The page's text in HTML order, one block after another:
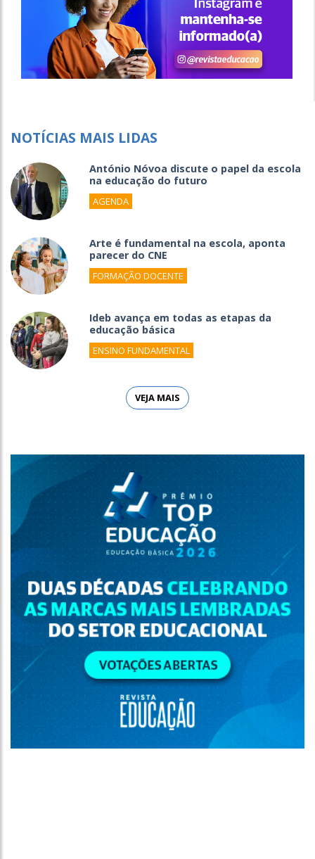
NOTÍCIAS MAIS LIDAS
António Nóvoa discute o papel da escola
na educação do futuro
AGENDA
Arte é fundamental na escola, aponta
parecer do CNE
FORMAÇÃO DOCENTE
Ideb avança em todas as etapas da
educação básica
ENSINO FUNDAMENTAL
VEJA MAIS